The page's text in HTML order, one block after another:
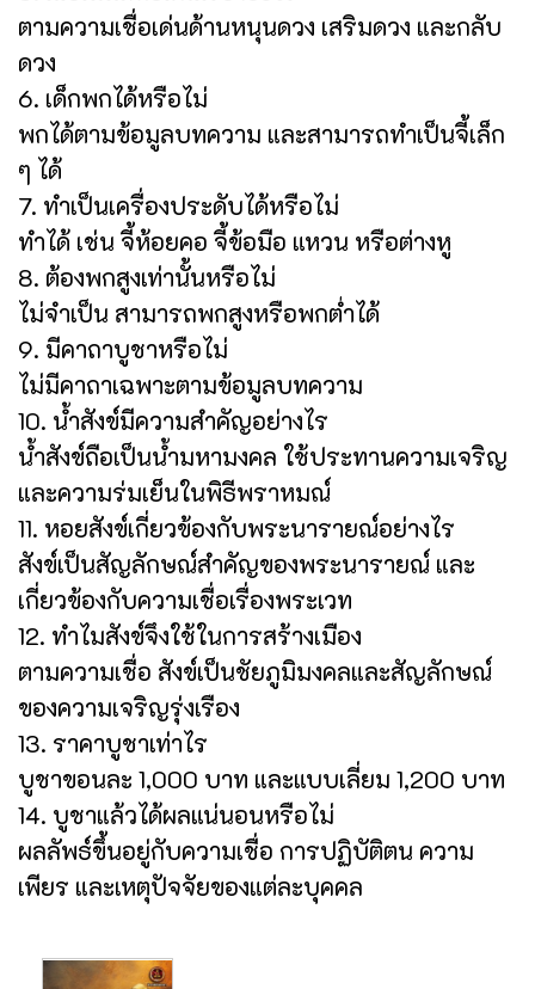
ตามความเชื่อเด่นด้านหนุนดวง เสริมดวง และกลับ
ดวง
6. เด็กพกได้หรือไม่
พกได้ตามข้อมูลบทความ และสามารถทำเป็นจี้เล็ก
ๆ ได้
7. ทำเป็นเครื่องประดับได้หรือไม่
ทำได้ เช่น จี้ห้อยคอ จี้ข้อมือ แหวน หรือต่างหู
8. ต้องพกสูงเท่านั้นหรือไม่
ไม่จำเป็น สามารถพกสูงหรือพกต่ำได้
9. มีคาถาบูชาหรือไม่
ไม่มีคาถาเฉพาะตามข้อมูลบทความ
10. น้ำสังข์มีความสำคัญอย่างไร
น้ำสังข์ถือเป็นน้ำมหามงคล ใช้ประทานความเจริญ
และความร่มเย็นในพิธีพราหมณ์
11. หอยสังข์เกี่ยวข้องกับพระนารายณ์อย่างไร
สังข์เป็นสัญลักษณ์สำคัญของพระนารายณ์ และ
เกี่ยวข้องกับความเชื่อเรื่องพระเวท
12. ทำไมสังข์จึงใช้ในการสร้างเมือง
ตามความเชื่อ สังข์เป็นชัยภูมิมงคลและสัญลักษณ์
ของความเจริญรุ่งเรือง
13. ราคาบูชาเท่าไร
บูชาขอนละ 1,000 บาท และแบบเลี่ยม 1,200 บาท
14. บูชาแล้วได้ผลแน่นอนหรือไม่
ผลลัพธ์ขึ้นอยู่กับความเชื่อ การปฏิบัติตน ความ
เพียร และเหตุปัจจัยของแต่ละบุคคล